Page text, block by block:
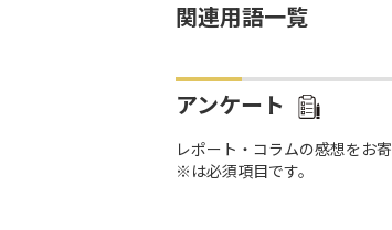
関連用語一覧
アンケート
レポート・コラムの感想をお
※は必須項目です。